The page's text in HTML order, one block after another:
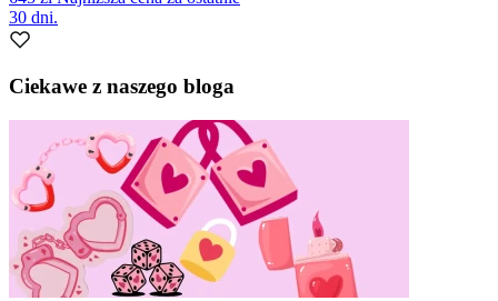
30 dni.
Ciekawe z naszego bloga